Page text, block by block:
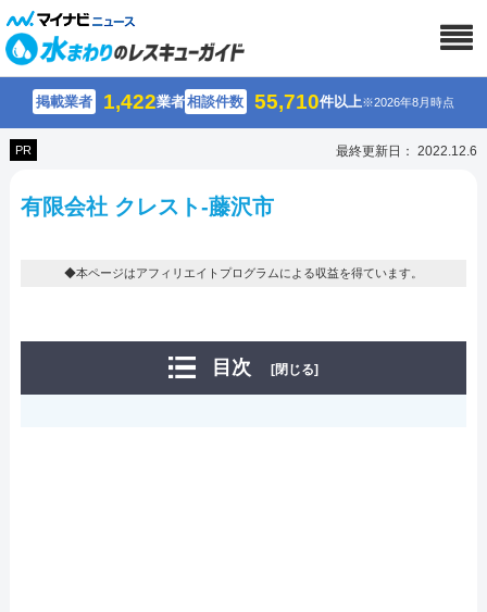
掲載業者 1,422業者相談件数 55,710件以上※2026年8月時点
PR 最終更新日： 2022.12.6
有限会社 クレスト-藤沢市
◆本ページはアフィリエイトプログラムによる収益を得ています。
目次 [閉じる]